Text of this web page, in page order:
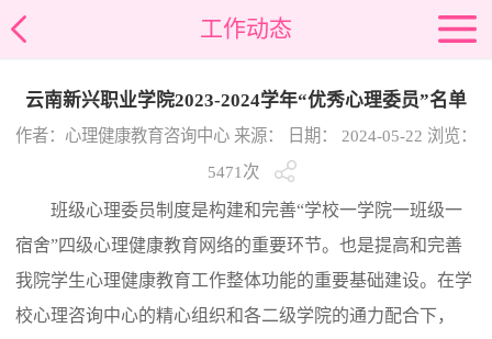
工作动态
云南新兴职业学院2023-2024学年“优秀心理委员”名单
作者：心理健康教育咨询中心 来源： 日期： 2024-05-22 浏览：
5471 次
班级心理委员制度是构建和完善“学校一学院一班级一
宿舍”四级心理健康教育网络的重要环节。也是提高和完善
我院学生心理健康教育工作整体功能的重要基础建设。在学
校心理咨询中心的精心组织和各二级学院的通力配合下，